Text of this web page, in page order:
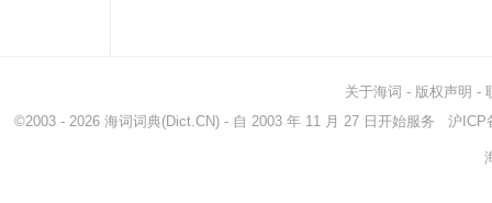
关于海词 - 版权声明 -
©2003 - 2026 海词词典(Dict.CN) - 自 2003 年 11 月 27 日开始服务 沪ICP